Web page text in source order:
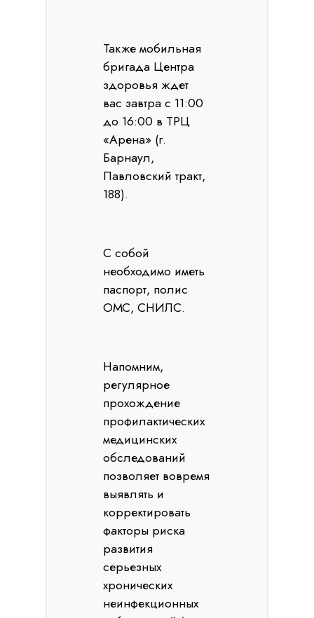
Также мобильная
бригада Центра
здоровья ждет
вас завтра с 11:00
до 16:00 в ТРЦ
«Арена» (г.
Барнаул,
Павловский тракт,
188).
С собой
необходимо иметь
паспорт, полис
ОМС, СНИЛС.
Напомним,
регулярное
прохождение
профилактических
медицинских
обследований
позволяет вовремя
выявлять и
корректировать
факторы риска
развития
серьезных
хронических
неинфекционных